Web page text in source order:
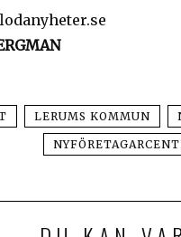
LERUMS KOMMUN